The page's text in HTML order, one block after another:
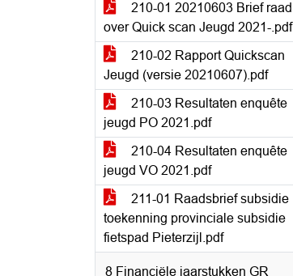
210-01 20210603 Brief raad
over Quick scan Jeugd 2021-.pdf
210-02 Rapport Quickscan
Jeugd (versie 20210607).pdf
210-03 Resultaten enquête
jeugd PO 2021.pdf
210-04 Resultaten enquête
jeugd VO 2021.pdf
211-01 Raadsbrief subsidie
toekenning provinciale subsidie
fietspad Pieterzijl.pdf
8 Financiële jaarstukken GR